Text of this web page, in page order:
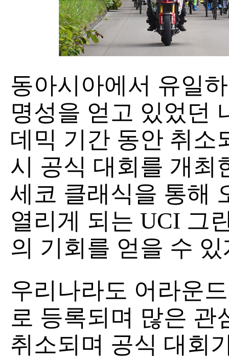
동아시아에서 유일
명성을 얻고 있었던
데믹 기간 동안 취소
시 공식 대회를 개최
세코 클래식을 통해
열리게 되는 UCI 그
의 기회를 얻을 수
우리나라도 어라운
로 등록되며 많은 관
취소되며 공식 대회